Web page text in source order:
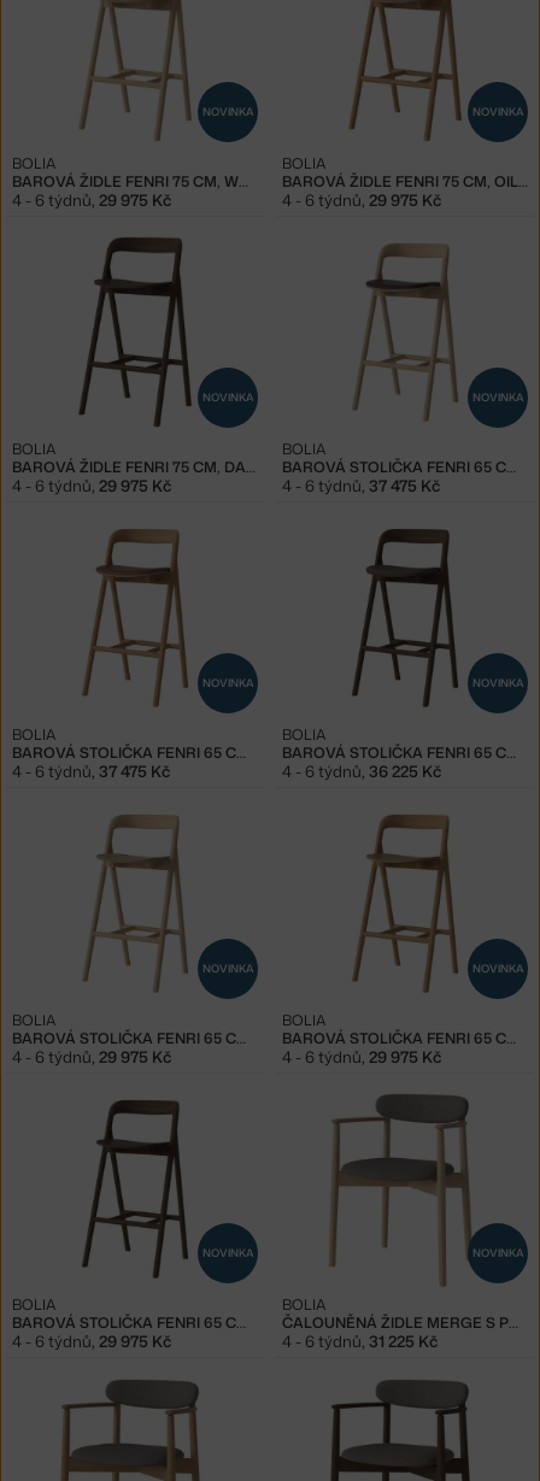
NOVINKA
BAROVÁ ŽIDLE FENRI 75 CM, WHITE OAK
BOLIA
4 - 6 týdnů, 29 975 Kč
NOVINKA
BAROVÁ ŽIDLE FENRI 75 CM, OILED OAK
BOLIA
4 - 6 týdnů, 29 975 Kč
NOVINKA
BAROVÁ ŽIDLE FENRI 75 CM, DARK OAK
BOLIA
4 - 6 týdnů, 29 975 Kč
NOVINKA
BAROVÁ STOLIČKA FENRI 65 CM WHITE OAK, BROWN
BOLIA
4 - 6 týdnů, 37 475 Kč
NOVINKA
BAROVÁ STOLIČKA FENRI 65 CM OILED OAK, COGNAC
BOLIA
4 - 6 týdnů 37 475 Kč
NOVINKA
BAROVÁ STOLIČKA FENRI 65 CM DARK OAK, LIGHT BROWN
BOLIA
4 - 6 týdnů 36 225 Kč
NOVINKA
BAROVÁ STOLIČKA FENRI 65 CM, WHITE OAK
BOLIA
4 - 6 týdnů 29 975 Kč
NOVINKA
BAROVÁ STOLIČKA FENRI 65 CM, OILED OAK
BOLIA
4 - 6 týdnů 29 975 Kč
NOVINKA
BAROVÁ STOLIČKA FENRI 65 CM, DARK OAK
BOLIA
4 - 6 týdnů, 29 975 Kč
NOVINKA
ČALOUNĚNÁ ŽIDLE MERGE S PODRUČKAMI WHITE OAK, STEEL GREY
BOLIA
4 - 6 týdnů, 31 225 Kč